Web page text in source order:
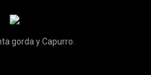
gorda y Capurro.